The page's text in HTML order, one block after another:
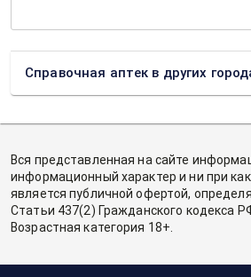
Справочная аптек в других
Вся представленная на сайте
информационный характер и ни при
является публичной офертой,
Статьи 437(2) Гражданского кодекса
Возрастная категория 18+.